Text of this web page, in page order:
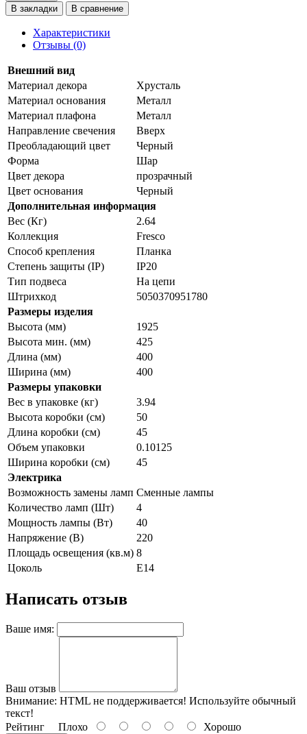
В закладки В сравнение
Характеристики
Отзывы (0)
Внешний вид
Материал декора
Хрусталь
Материал основания
Металл
Материал плафона
Металл
Направление свечения
Вверх
Преобладающий цвет
Черный
Форма
Шар
Цвет декора
прозрачный
Цвет основания
Черный
Дополнительная информация
Вес (Кг)
2.64
Коллекция
Fresco
Способ крепления
Планка
Степень защиты (IP)
IP20
Тип подвеса
На цепи
Штрихкод
5050370951780
Размеры изделия
Высота (мм)
1925
Высота мин. (мм)
425
Длина (мм)
400
Ширина (мм)
400
Размеры упаковки
Вес в упаковке (кг)
3.94
Высота коробки (см)
50
Длина коробки (см)
45
Объем упаковки
0.10125
Ширина коробки (см)
45
Электрика
Возможность замены ламп Сменные лампы
Количество ламп (Шт)
4
Мощность лампы (Вт)
40
Напряжение (В)
220
Площадь освещения (кв.м) 8
Цоколь
E14
Написать отзыв
Ваше имя:
Ваш отзыв
Внимание: HTML не поддерживается! Используйте обычный
текст!
Рейтинг Плохо Хорошо